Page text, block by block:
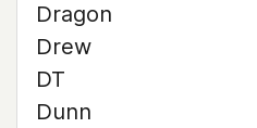
Dragon
Drew
DT
Dunn